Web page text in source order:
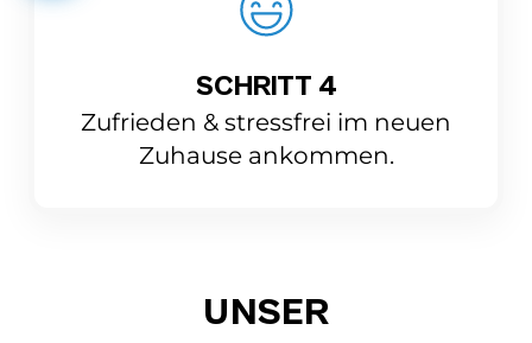
SCHRITT 4
Zufrieden & stressfrei im neuen
Zuhause ankommen.
UNSER